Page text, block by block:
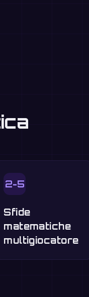
2-5
Sfide
matematiche
multigiocatore